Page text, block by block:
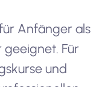
Anfänger als
Für
und